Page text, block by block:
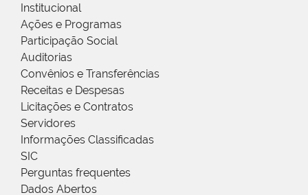
Institucional
Ações e Programas
Participação Social
Auditorias
Convênios e Transferências
Receitas e Despesas
Licitações e Contratos
Servidores
Informações Classificadas
SIC
Perguntas frequentes
Dados Abertos